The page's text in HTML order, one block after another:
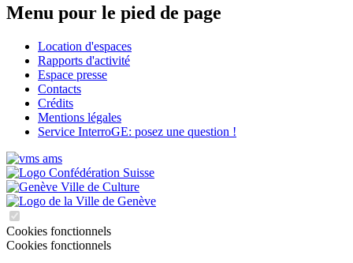
Menu pour le pied de page
Location d'espaces
Rapports d'activité
Espace presse
Contacts
Crédits
Mentions légales
Service InterroGE: posez une question !
Cookies fonctionnels
Cookies fonctionnels